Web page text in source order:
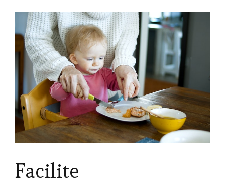
Facilite